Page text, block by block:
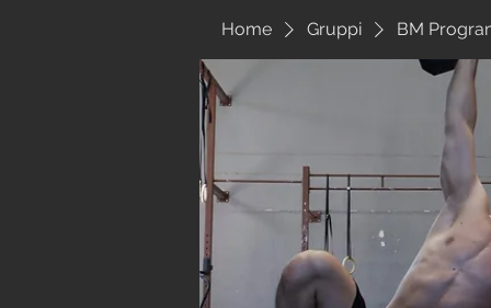
Home Gruppi BM